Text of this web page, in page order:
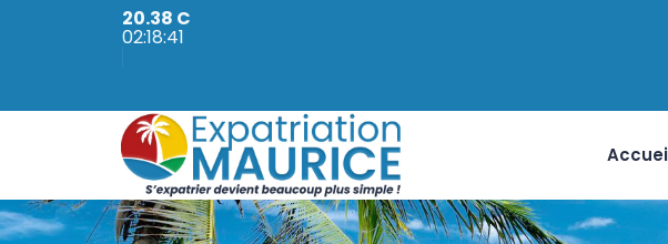
20.38 C
02:18:43